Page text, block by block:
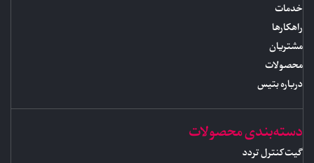
خدمات
راهکارها
مشتریان
محصولات
درباره بتیس
دسته‌بندی محصولات
گیت کنترل تردد